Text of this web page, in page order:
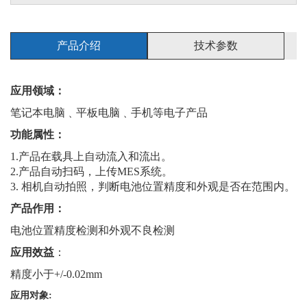
产品介绍 技术参数
应用领域：
笔记本电脑﹑平板电脑﹑手机等电子产品
功能属性：
1.产品在载具上自动流入和流出。
2.产品自动扫码，上传MES系统。
3. 相机自动拍照，判断电池位置精度和外观是否在范围内。
产品作用：
电池位置精度检测和外观不良检测
应用效益 ：
精度小于+/-0.02mm
应用对象: